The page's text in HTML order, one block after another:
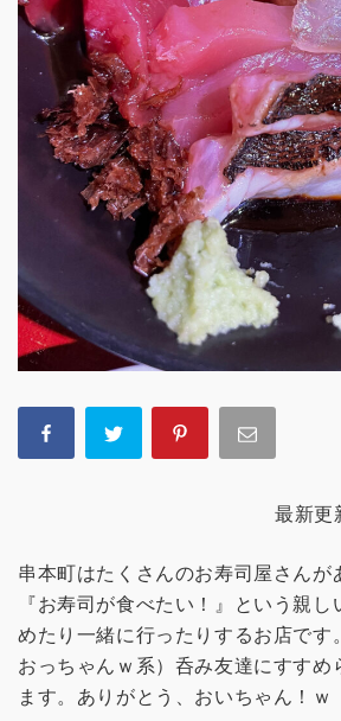
最新更
串本町はたくさんのお寿司屋さんが
『お寿司が食べたい！』という親
めたり一緒に行ったりするお店です
おっちゃんｗ系）呑み友達にすすめ
ます。ありがとう、おいちゃん！ｗ